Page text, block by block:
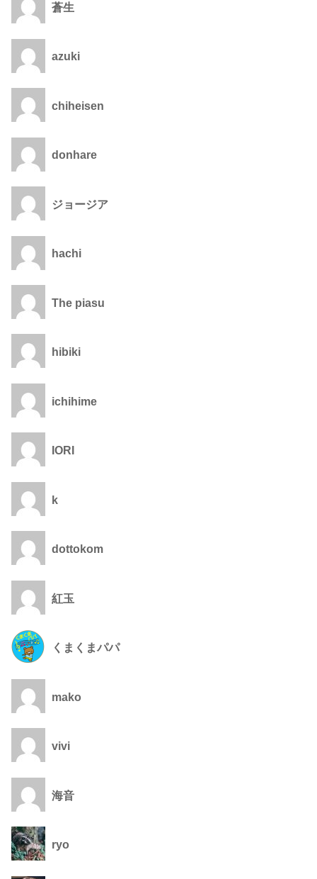
蒼生
azuki
chiheisen
donhare
ジョージア
hachi
The piasu
hibiki
ichihime
IORI
k
dottokom
紅玉
くまくまパパ
mako
vivi
海音
ryo